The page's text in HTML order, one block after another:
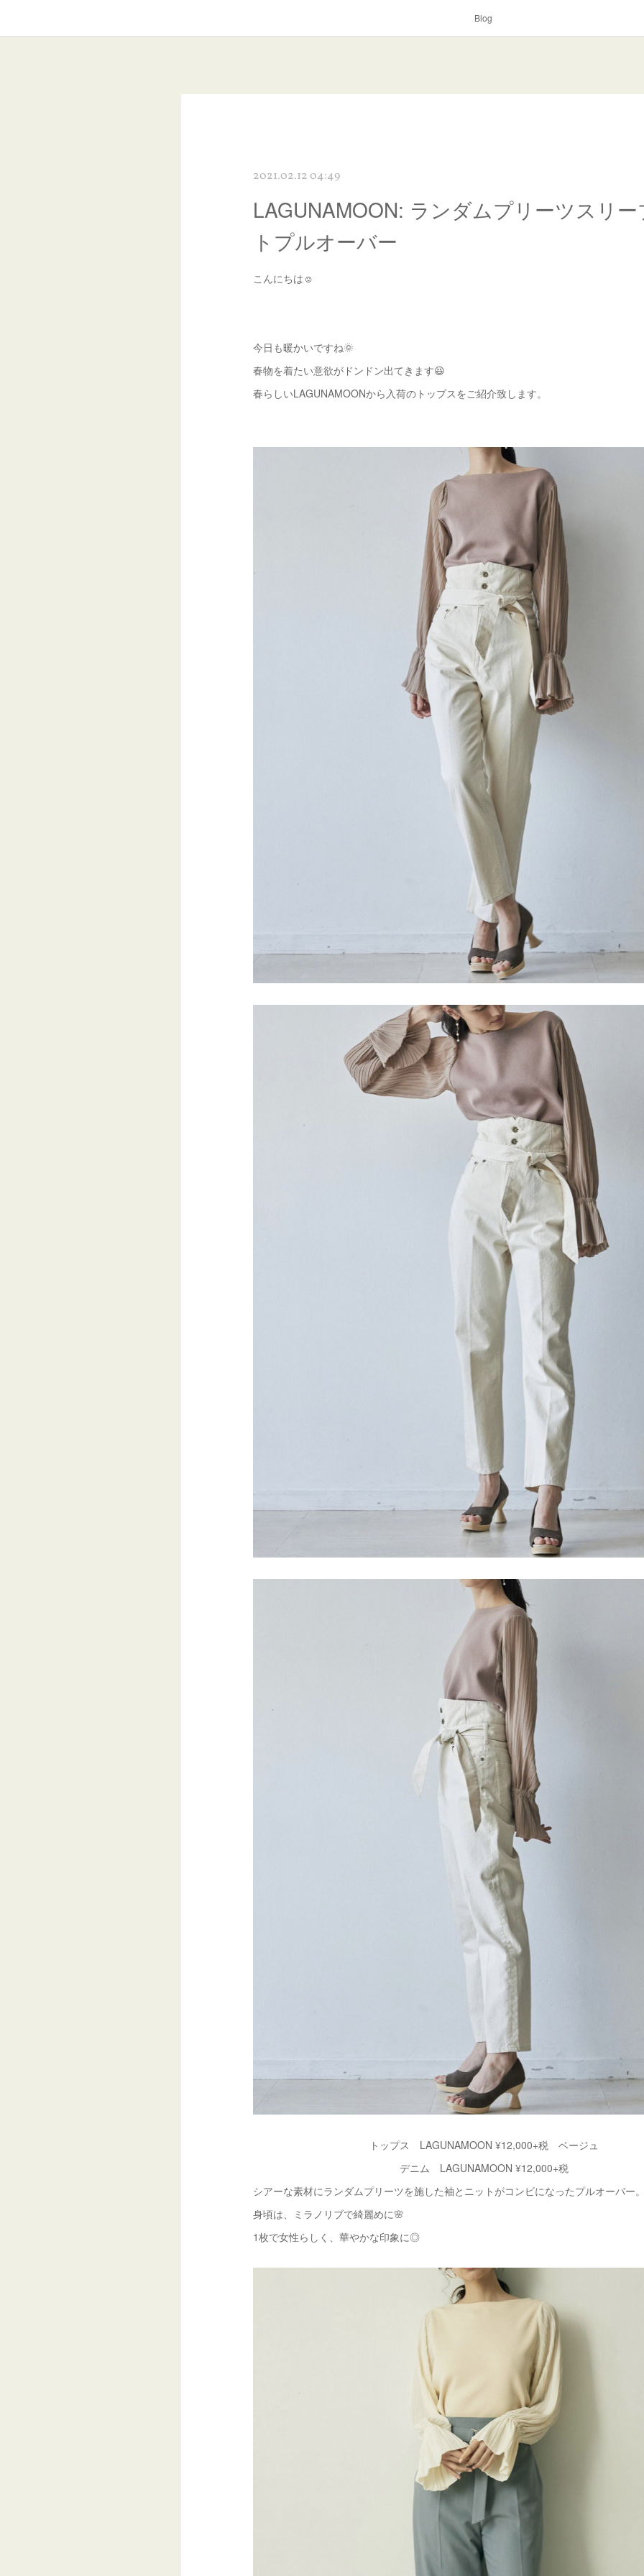
Blog
2021.02.12 04:49
LAGUNAMOON: ランダムプリーツスリ
トプルオーバー
こんにちは☺︎
今日も暖かいですね🌞
春物を着たい意欲がドンドン出てきます😆
春らしいLAGUNAMOONから入荷のトップスをご紹介致します。
トップス LAGUNAMOON ¥12,000+税 ベージュ
デニム LAGUNAMOON ¥12,000+税
シアーな素材にランダムプリーツを施した袖とニットがコンビになったプルオーバー
身頃は、ミラノリブで綺麗めに🌸
1枚で女性らしく、華やかな印象に◎